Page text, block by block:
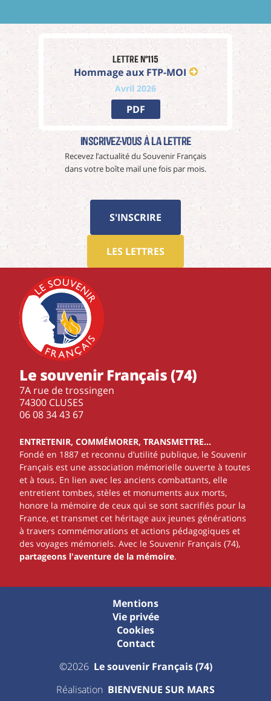
Lettre n°115
Hommage aux FTP-MOI
Avril 2026
PDF
Inscrivez-vous à La Lettre
Recevez l’actualité du Souvenir Français
dans votre boîte mail une fois par mois.
S'INSCRIRE
LES LETTRES
Le souvenir Français (74)
7A rue de trossingen
74300 CLUSES
‭06 08 34 43 67‬
ENTRETENIR, COMMÉMORER, TRANSMETTRE…
Fondé en 1887 et reconnu d’utilité publique, le Souvenir
Français est une association mémorielle ouverte à toutes
et à tous. En lien avec les anciens combattants, elle
entretient tombes, stèles et monuments aux morts,
honore la mémoire de ceux qui se sont sacrifiés pour la
France, et transmet cet héritage aux jeunes générations
à travers commémorations et actions pédagogiques et
des voyages mémoriels. Avec le Souvenir Français (74),
partageons l'aventure de la mémoire.
©2026 Le souvenir Français (74)
Mentions
Vie privée
Cookies
Contact
Réalisation BIENVENUE SUR MARS